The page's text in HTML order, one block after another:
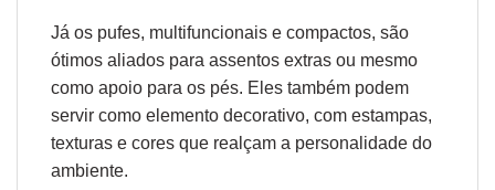
Já os pufes, multifuncionais e compactos, são
ótimos aliados para assentos extras ou mesmo
como apoio para os pés. Eles também podem
servir como elemento decorativo, com estampas,
texturas e cores que realçam a personalidade do
ambiente.